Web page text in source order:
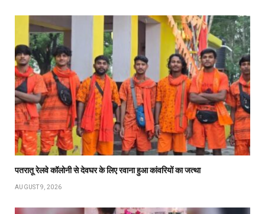
पतरातू रेलवे कॉलोनी से देवघर के लिए रवाना हुआ कांवरियों का जत्था
AUGUST 9, 2026